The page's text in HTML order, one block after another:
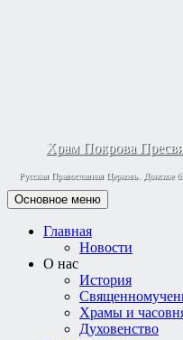
Храм Покрова
Русская Православная Церковь. Донское
Основное меню
Главная
Новости
О нас
История
Храмы и
Духовенство